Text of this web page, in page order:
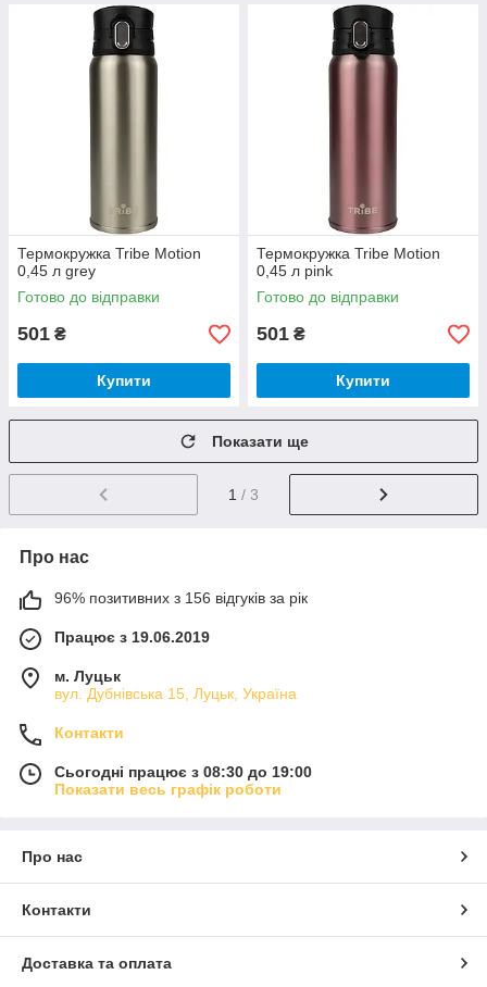
Термокружка Tribe Motion
0,45 л grey
Готово до відправки
501 ₴
Купити
Термокружка Tribe Motion
0,45 л pink
Готово до відправки
501 ₴
Купити
Показати ще
1 / 3
Про нас
96% позитивних з 156 відгуків за рік
Працює з 19.06.2019
м. Луцьк
вул. Дубнівська 15, Луцьк, Україна
Контакти
Сьогодні працює з 08:30 до 19:00
Показати весь графік роботи
Про нас
Контакти
Доставка та оплата